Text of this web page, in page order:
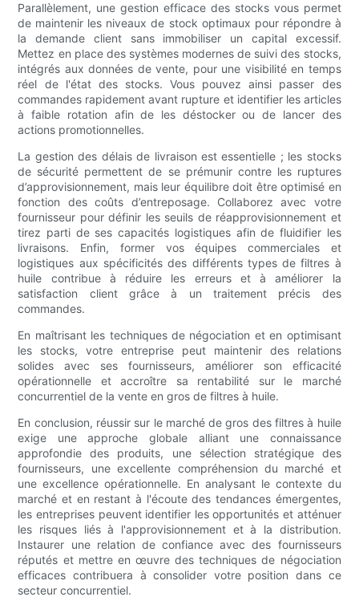
Parallèlement, une gestion efficace des stocks vous permet
de maintenir les niveaux de stock optimaux pour répondre à
la demande client sans immobiliser un capital excessif.
Mettez en place des systèmes modernes de suivi des stocks,
intégrés aux données de vente, pour une visibilité en temps
réel de l'état des stocks. Vous pouvez ainsi passer des
commandes rapidement avant rupture et identifier les articles
à faible rotation afin de les déstocker ou de lancer des
actions promotionnelles.
La gestion des délais de livraison est essentielle ; les stocks
de sécurité permettent de se prémunir contre les ruptures
d’approvisionnement, mais leur équilibre doit être optimisé en
fonction des coûts d’entreposage. Collaborez avec votre
fournisseur pour définir les seuils de réapprovisionnement et
tirez parti de ses capacités logistiques afin de fluidifier les
livraisons. Enfin, former vos équipes commerciales et
logistiques aux spécificités des différents types de filtres à
huile contribue à réduire les erreurs et à améliorer la
satisfaction client grâce à un traitement précis des
commandes.
En maîtrisant les techniques de négociation et en optimisant
les stocks, votre entreprise peut maintenir des relations
solides avec ses fournisseurs, améliorer son efficacité
opérationnelle et accroître sa rentabilité sur le marché
concurrentiel de la vente en gros de filtres à huile.
En conclusion, réussir sur le marché de gros des filtres à huile
exige une approche globale alliant une connaissance
approfondie des produits, une sélection stratégique des
fournisseurs, une excellente compréhension du marché et
une excellence opérationnelle. En analysant le contexte du
marché et en restant à l'écoute des tendances émergentes,
les entreprises peuvent identifier les opportunités et atténuer
les risques liés à l'approvisionnement et à la distribution.
Instaurer une relation de confiance avec des fournisseurs
réputés et mettre en œuvre des techniques de négociation
efficaces contribuera à consolider votre position dans ce
secteur concurrentiel.